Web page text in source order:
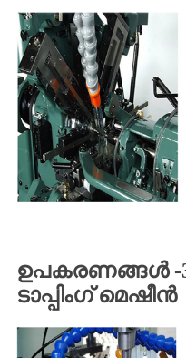
ഉപകരണങ്ങൾ -3.
ടാപ്പിംഗ് മെഷീൻ